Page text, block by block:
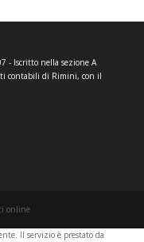
- Iscritto nella sezione A
contabili di Rimini, con il
online
Il servizio è prestato da